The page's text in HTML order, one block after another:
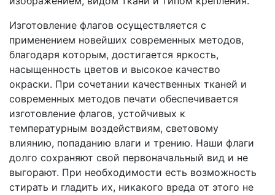
Изготовление флагов осуществляется с
применением новейших современных методов,
благодаря которым, достигается яркость,
насыщенность цветов и высокое качество
окраски. При сочетании качественных тканей и
современных методов печати обеспечивается
изготовление флагов, устойчивых к
температурным воздействиям, световому
влиянию, попаданию влаги и трению. Наши флаги
долго сохраняют свой первоначальный вид и не
выгорают. При необходимости есть возможность
стирать и гладить их, никакого вреда от этого не